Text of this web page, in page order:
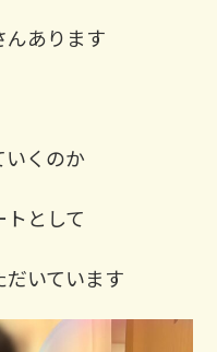
んあります
いくのか
として
いています